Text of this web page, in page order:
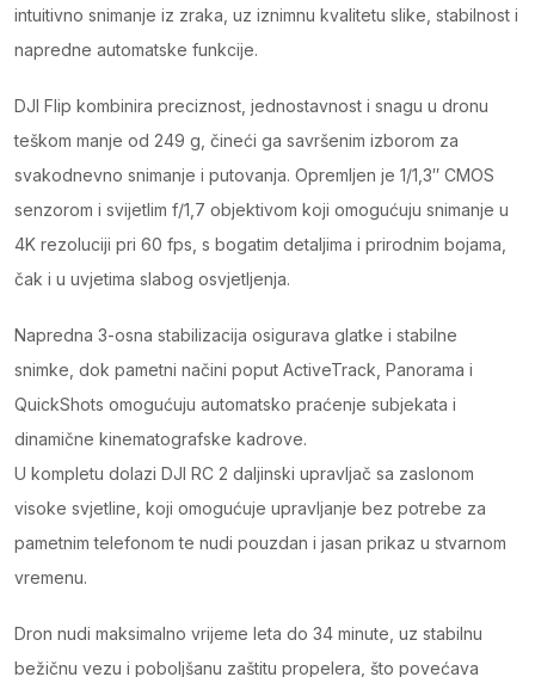
RC
2)
quantity
intuitivno snimanje iz zraka, uz iznimnu kvalitetu slike, stabilnost i
napredne automatske funkcije.
DJI Flip kombinira preciznost, jednostavnost i snagu u dronu
teškom manje od 249 g, čineći ga savršenim izborom za
svakodnevno snimanje i putovanja. Opremljen je 1/1,3″ CMOS
senzorom i svijetlim f/1,7 objektivom koji omogućuju snimanje u
4K rezoluciji pri 60 fps, s bogatim detaljima i prirodnim bojama,
čak i u uvjetima slabog osvjetljenja.
Napredna 3-osna stabilizacija osigurava glatke i stabilne
snimke, dok pametni načini poput ActiveTrack, Panorama i
QuickShots omogućuju automatsko praćenje subjekata i
dinamične kinematografske kadrove.
U kompletu dolazi DJI RC 2 daljinski upravljač sa zaslonom
visoke svjetline, koji omogućuje upravljanje bez potrebe za
pametnim telefonom te nudi pouzdan i jasan prikaz u stvarnom
vremenu.
Dron nudi maksimalno vrijeme leta do 34 minute, uz stabilnu
bežičnu vezu i poboljšanu zaštitu propelera, što povećava